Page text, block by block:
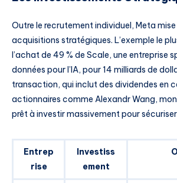
Outre le recrutement individuel, Meta mise
acquisitions stratégiques. L’exemple le
l’achat de 49 % de Scale, une entreprise
données pour l’IA, pour 14 milliards de
transaction, qui inclut des dividendes en
actionnaires comme Alexandr Wang,
prêt à investir massivement pour
Entrep
rise
Investiss
ement